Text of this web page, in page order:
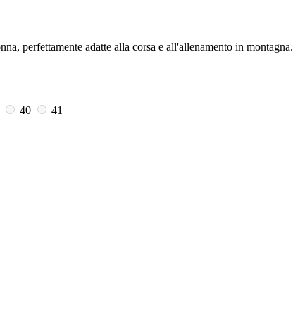
perfettamente adatte alla corsa e all'allenamento in montagna.
40
41